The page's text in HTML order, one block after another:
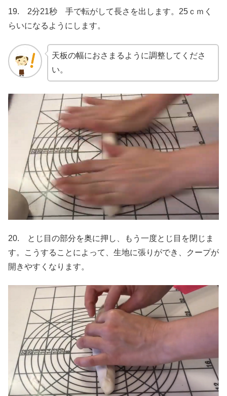
19. 2分21秒 手で転がして長さを出します。25ｃｍく
らいになるようにします。
天板の幅におさまるように調整してくださ
い。
20. とじ目の部分を奥に押し、もう一度とじ目を閉じま
す。こうすることによって、生地に張りができ、クープが
開きやすくなります。